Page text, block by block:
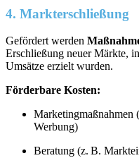
4. Markterschließung
Gefördert werden
Erschließung neuer Märkte,
Umsätze erzielt wurden.
Förderbare Kosten:
Marketingmaßnahmen
Werbung)
Beratung (z. B.